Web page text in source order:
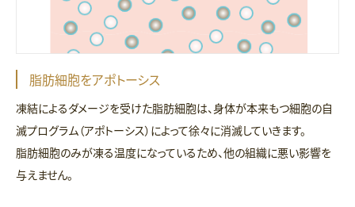
脂肪細胞をアポトーシス
凍結によるダメージを受けた脂肪細胞は、身体が本来もつ細胞の自
滅プログラム（アポトーシス）によって徐々に消滅していきます。
脂肪細胞のみが凍る温度になっているため、他の組織に悪い影響を
与えません。